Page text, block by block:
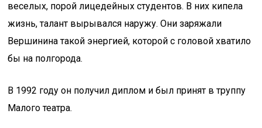
веселых, порой лицедейных студентов. В них кипела
жизнь, талант вырывался наружу. Они заряжали
Вершинина такой энергией, которой с головой хватило
бы на полгорода.
В 1992 году он получил диплом и был принят в труппу
Малого театра.